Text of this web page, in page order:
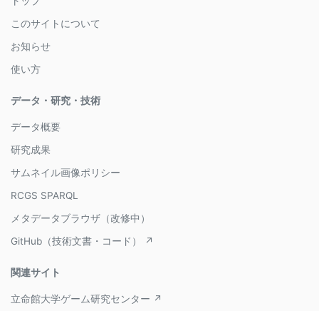
このサイトについて
お知らせ
使い方
データ・研究・技術
データ概要
研究成果
サムネイル画像ポリシー
RCGS SPARQL
メタデータブラウザ（改修中）
GitHub（技術文書・コード） ↗
関連サイト
立命館大学ゲーム研究センター ↗